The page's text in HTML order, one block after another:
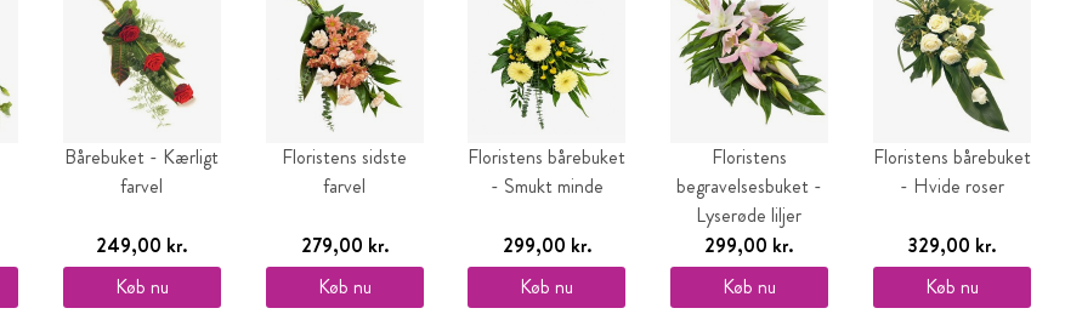
Bårebuket - Kærligt
farvel
249,00 kr.
Køb nu
Floristens sidste
farvel
279,00 kr.
Køb nu
Floristens bårebuket
- Smukt minde
299,00 kr.
Køb nu
Floristens
begravelses­buket -
Lyserøde liljer
299,00 kr.
Køb nu
Floristens bårebuket
- Hvide roser
329,00 kr.
Køb nu